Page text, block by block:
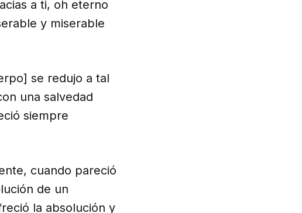
a ti, oh eterno
y miserable
se redujo a tal
una salvedad
siempre
cuando pareció
de un
la absolución y